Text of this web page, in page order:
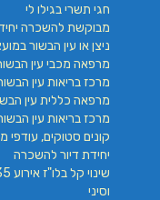
חגי תשרי בגילו לי
מבוקשת להשכרה
ניצן או עין הבשור
מרפאה מכבי עין
מרכז בריאות עין
מרפאה כללית עין
מרכז בריאות עין
קונים סטוקים, עודפי
יחידת דיור להשכרה
וסיני